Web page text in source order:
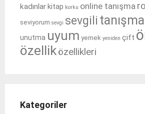
kadınlar kitap korku online tanışma
seviyorum sevgi sevgili tanışma
unutma uyum yemek yeniden çift
özelliközellikleri
Kategoriler